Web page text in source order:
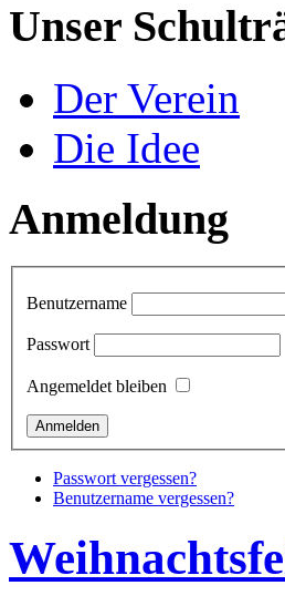
Unser
Der Verein
Die Idee
Anmeldung
Benutzername
Passwort
Angemeldet bleiben
Passwort vergessen?
Benutzername vergessen?